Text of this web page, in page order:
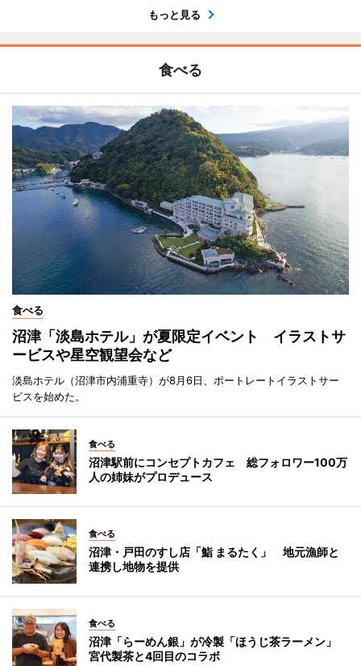
もっと見る
食べる
食べる
沼津「淡島ホテル」が夏限定イベント イラストサ
ービスや星空観望会など
淡島ホテル（沼津市内浦重寺）が8月6日、ポートレートイラストサー
ビスを始めた。
食べる
沼津駅前にコンセプトカフェ 総フォロワー100万
人の姉妹がプロデュース
食べる
沼津・戸田のすし店「鮨 まるたく」 地元漁師と
連携し地物を提供
食べる
沼津「らーめん銀」が冷製「ほうじ茶ラーメン」
宮代製茶と4回目のコラボ